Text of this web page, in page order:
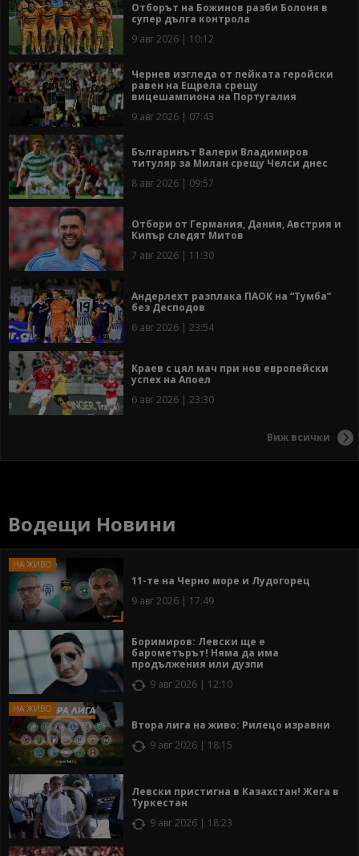
Отборът на Божинов разби Болоня в
супер дълга контрола
9 авг 2026 | 10:12
Чернев изгледа от пейката геройски
равен на Ещрела срещу
вицешампиона на Португалия
9 авг 2026 | 07:43
Българинът Валери Владимиров
титуляр за Милан срещу Челси днес
8 авг 2026 | 09:57
Отбори от Германия, Дания, Австрия и
Кипър следят Митов
7 авг 2026 | 11:30
Андерлехт разплака ПАОК на “Тумба”
без Десподов
6 авг 2026 | 23:54
Краев с цял мач при нов европейски
успех на Апоел
6 авг 2026 | 23:30
Виж всички
Водещи Новини
11-те на Черно море и Лудогорец
9 авг 2026 | 17:49
Боримиров: Левски ще е
барометърът! Няма да има
продължения или дузпи
9 авг 2026 | 12:10
Втора лига на живо: Рилецо изравни
9 авг 2026 | 18:15
Левски пристигна в Казахстан! Жега в
Туркестан
9 авг 2026 | 18:23